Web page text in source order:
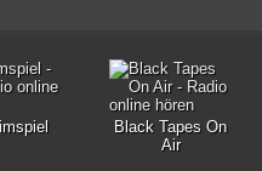
Black Tapes On
Air